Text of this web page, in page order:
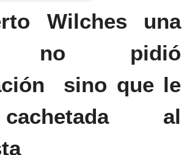
Wilches una
no pidió
sino que le
al